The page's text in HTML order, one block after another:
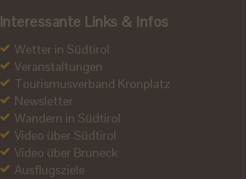
Interessante Links & Infos
Wetter in Südtirol
Veranstaltungen
Tourismusverband Kronplatz
Newsletter
Wandern in Südtirol
Video über Südtirol
Video über Bruneck
Ausflugsziele